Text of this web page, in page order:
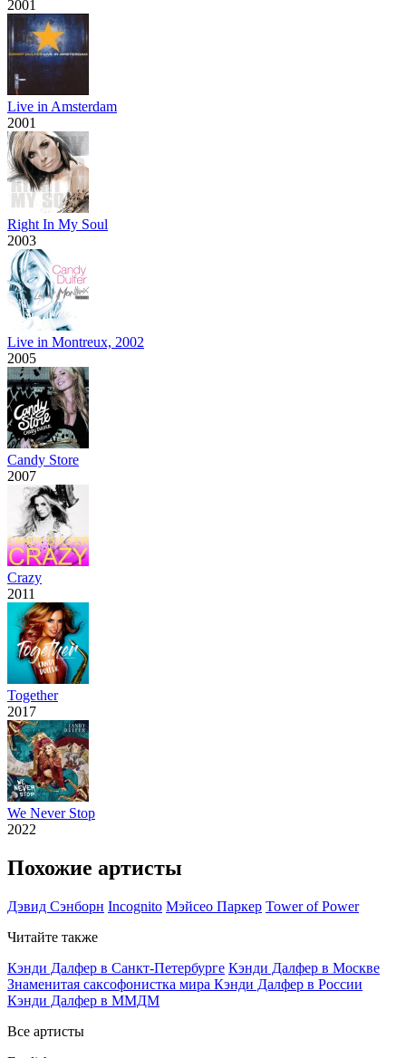
2001
Live in Amsterdam
2001
Right In My Soul
2003
Live in Montreux, 2002
2005
Candy Store
2007
Crazy
2011
Together
2017
We Never Stop
2022
Похожие артисты
Дэвид Сэнборн Incognito Мэйсео Паркер Tower of Power
Читайте также
Кэнди Далфер в Санкт-Петербурге Кэнди Далфер в Москве
Знаменитая саксофонистка мира Кэнди Далфер в России
Кэнди Далфер в ММДМ
Все артисты